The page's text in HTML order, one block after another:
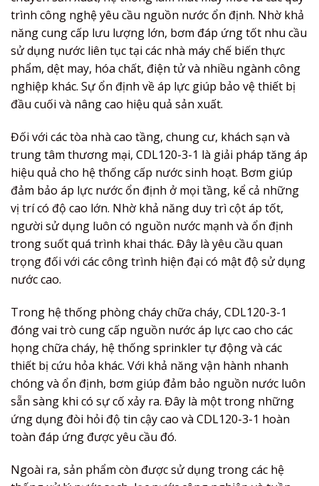
trình công nghệ yêu cầu nguồn nước ổn định. Nhờ khả
năng cung cấp lưu lượng lớn, bơm đáp ứng tốt nhu cầu
sử dụng nước liên tục tại các nhà máy chế biến thực
phẩm, dệt may, hóa chất, điện tử và nhiều ngành công
nghiệp khác. Sự ổn định về áp lực giúp bảo vệ thiết bị
đầu cuối và nâng cao hiệu quả sản xuất.
Đối với các tòa nhà cao tầng, chung cư, khách sạn và
trung tâm thương mại, CDL120-3-1 là giải pháp tăng áp
hiệu quả cho hệ thống cấp nước sinh hoạt. Bơm giúp
đảm bảo áp lực nước ổn định ở mọi tầng, kể cả những
vị trí có độ cao lớn. Nhờ khả năng duy trì cột áp tốt,
người sử dụng luôn có nguồn nước mạnh và ổn định
trong suốt quá trình khai thác. Đây là yêu cầu quan
trọng đối với các công trình hiện đại có mật độ sử dụng
nước cao.
Trong hệ thống phòng cháy chữa cháy, CDL120-3-1
đóng vai trò cung cấp nguồn nước áp lực cao cho các
họng chữa cháy, hệ thống sprinkler tự động và các
thiết bị cứu hỏa khác. Với khả năng vận hành nhanh
chóng và ổn định, bơm giúp đảm bảo nguồn nước luôn
sẵn sàng khi có sự cố xảy ra. Đây là một trong những
ứng dụng đòi hỏi độ tin cậy cao và CDL120-3-1 hoàn
toàn đáp ứng được yêu cầu đó.
Ngoài ra, sản phẩm còn được sử dụng trong các hệ